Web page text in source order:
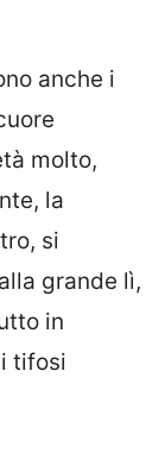
anche i
molto,
la
si
grande lì,
in
tifosi